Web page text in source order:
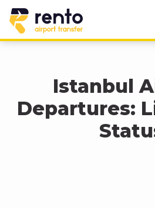
Istanbul
Departures: